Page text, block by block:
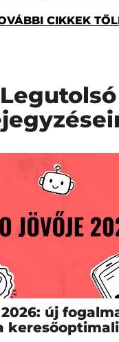
CIKKEK
Legutolsó
új